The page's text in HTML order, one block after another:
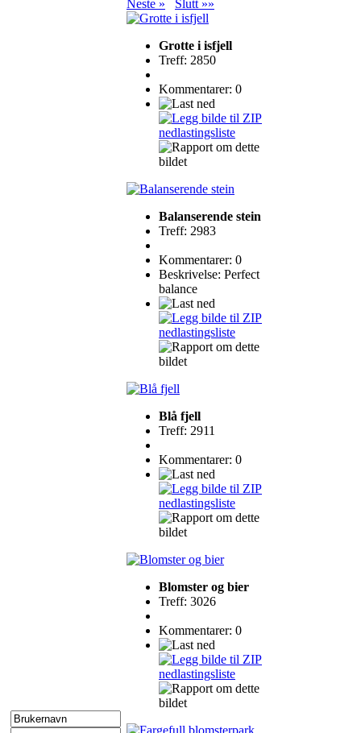
Neste »
Slutt »»
Grotte i isfjell
Treff: 2850
Kommentarer: 0
Balanserende stein
Treff: 2983
Kommentarer: 0
Beskrivelse: Perfect
balance
Blå fjell
Treff: 2911
Kommentarer: 0
Blomster og bier
Treff: 3026
Kommentarer: 0